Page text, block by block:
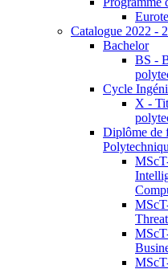
Catalogue 2022 -
Bachelor
BS -
Cycle
X -
Diplôme de